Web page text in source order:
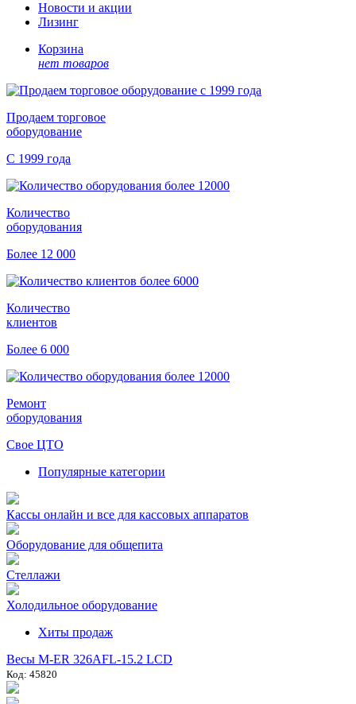
Новости и акции
Лизинг
Корзина
нет товаров
Продаем торговое
оборудование
С 1999 года
Количество
оборудования
Более 12 000
Количество
клиентов
Более 6 000
Ремонт
оборудования
Свое ЦТО
Популярные категории
Кассы онлайн и все для кассовых аппаратов
Оборудование для общепита
Стеллажи
Холодильное оборудование
Хиты продаж
Весы M-ER 326AFL-15.2 LCD
Код: 45820